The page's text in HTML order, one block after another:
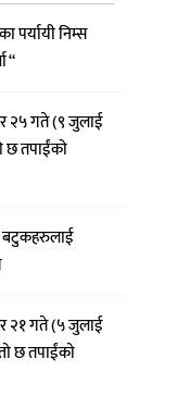
पर्यायी निम्स
“
२५ गते (९ जुलाई
छ तपाईंको
२१ गते (५ जुलाई
छ तपाईंको